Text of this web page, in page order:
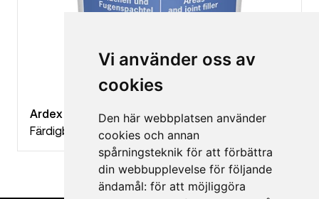
Vi använder oss av
cookies
Den här webbplatsen använder
cookies och annan
spårningsteknik för att förbättra
din webbupplevelse för följande
ändamål:för att möjliggöra
Ardex A 828 Ready
Färdigblandat Hand-, rull- eller sprutspackel